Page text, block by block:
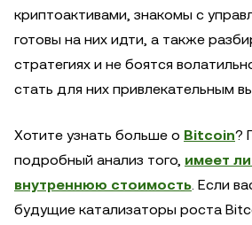
криптоактивами, знакомы с
готовы на них идти, а также
стратегиях и не боятся
стать для них привлекательным
Хотите узнать больше о Bitcoin?
подробный анализ того, имеет
внутреннюю стоимость. Если
будущие катализаторы роста